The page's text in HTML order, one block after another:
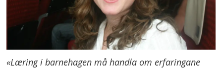
«Læring i barnehagen må handla om erfaringane